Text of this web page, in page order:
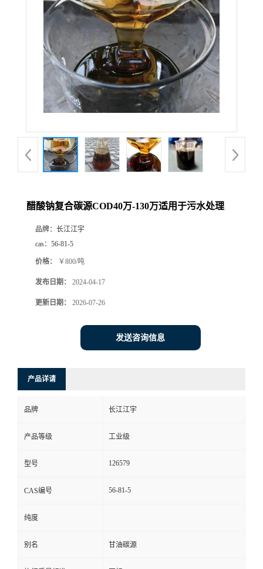
醋酸钠复合碳源COD40万-130万适用于污水处理
品牌： 长江江宇
cas： 56-81-5
价格： ￥800/吨
发布日期： 2024-04-17
更新日期： 2026-07-26
发送咨询信息
产品详请
品牌 长江江宇
产品等级 工业级
型号 126579
CAS编号 56-81-5
纯度
别名 甘油碳源